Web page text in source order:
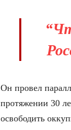
Он провел
протяжении 30
освободить